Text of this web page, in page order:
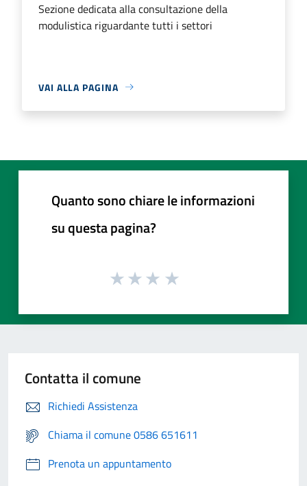
Sezione dedicata alla consultazione della
modulistica riguardante tutti i settori
VAI ALLA PAGINA
Quanto sono chiare le informazioni
su questa pagina?
Contatta il comune
Richiedi Assistenza
Chiama il comune 0586 651611
Prenota un appuntamento